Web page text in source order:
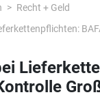
Recht + Geld